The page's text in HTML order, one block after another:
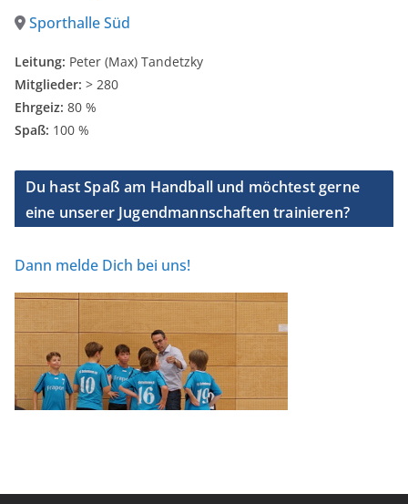
Sporthalle Süd
Leitung: Peter (Max) Tandetzky
Mitglieder: > 280
Ehrgeiz: 80 %
Spaß: 100 %
Du hast Spaß am Handball und möchtest gerne
eine unserer Jugendmannschaften trainieren?
Dann melde Dich bei uns!